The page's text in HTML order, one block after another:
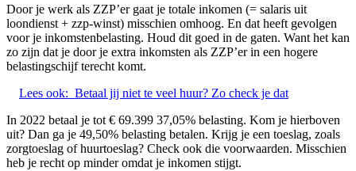
Door je werk als ZZP’er gaat je totale inkomen (= salaris uit
loondienst + zzp-winst) misschien omhoog. En dat heeft gevolgen
voor je inkomstenbelasting. Houd dit goed in de gaten. Want het kan
zo zijn dat je door je extra inkomsten als ZZP’er in een hogere
belastingschijf terecht komt.
Lees ook: Betaal jij niet te veel huur? Zo check je dat
In 2022 betaal je tot € 69.399 37,05% belasting. Kom je hierboven
uit? Dan ga je 49,50% belasting betalen. Krijg je een toeslag, zoals
zorgtoeslag of huurtoeslag? Check ook die voorwaarden. Misschien
heb je recht op minder omdat je inkomen stijgt.